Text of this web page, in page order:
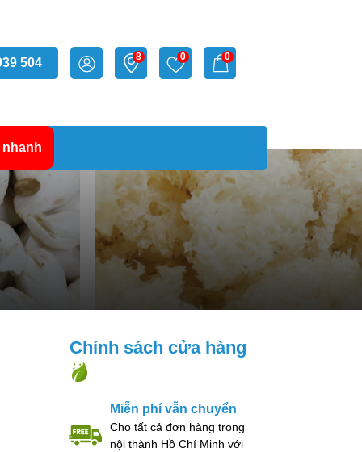
504 8 0 0
Chính sách cửa hàng
Miễn phí vẫn chuyển
Cho tất cả đơn hàng trong
nội thành Hồ Chí Minh với